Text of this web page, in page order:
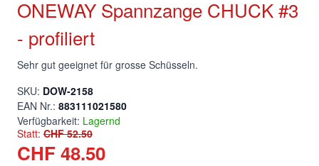
ONEWAY Spannzange CHUCK #3
- profiliert
Sehr gut geeignet für grosse Schüsseln.
SKU: DOW-2158
EAN Nr.: 883111021580
Verfügbarkeit: Lagernd
Statt: CHF 52.50
CHF 48.50